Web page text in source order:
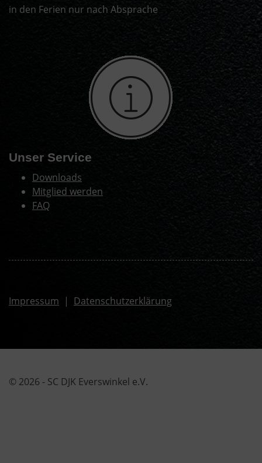
in den Ferien nur nach Absprache
Unser Service
Downloads
Mitglied werden
FAQ
Impressum | Datenschutzerklärung
© 2026 - SC DJK Everswinkel e.V.